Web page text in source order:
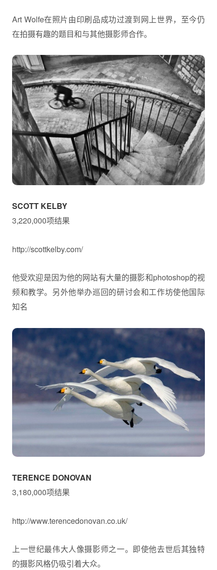
Art Wolfe在照片由印刷品成功过渡到网上世界，至今仍
在拍摄有趣的题目和与其他摄影师合作。
SCOTT KELBY
3,220,000项结果
http://scottkelby.com/
他受欢迎是因为他的网站有大量的摄影和photoshop的视
频和教学。另外他举办巡回的研讨会和工作坊使他国际
知名
TERENCE DONOVAN
3,180,000项结果
http://www.terencedonovan.co.uk/
上一世纪最伟大人像摄影师之一。即使他去世后其独特
的摄影风格仍吸引着大众。